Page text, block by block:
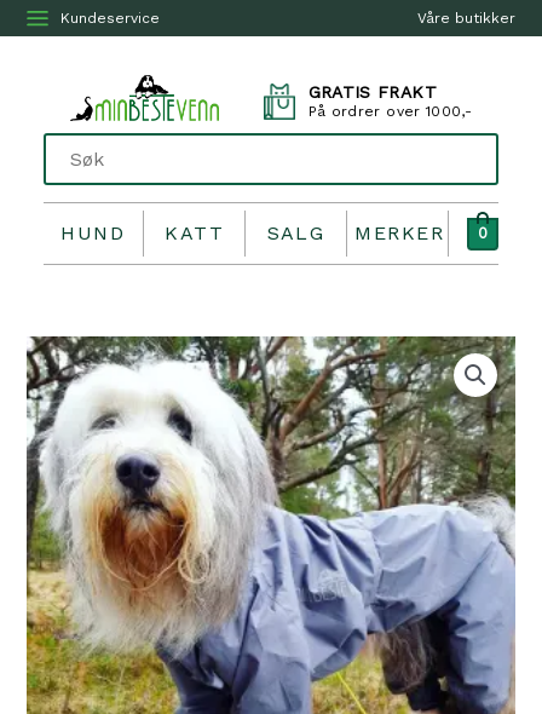
Våre butikker
Kundeservice
GRATIS FRAKT
På ordrer over 1000,-
HUND KATT SALG MERKER 0